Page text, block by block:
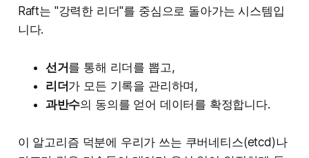
Raft는 "강력한 리더"를 중심으로 돌아가는 시스템입
니다.
선거를 통해 리더를 뽑고,
리더가 모든 기록을 관리하며,
과반수의 동의를 얻어 데이터를 확정합니다.
이 알고리즘 덕분에 우리가 쓰는 쿠버네티스(etcd)나